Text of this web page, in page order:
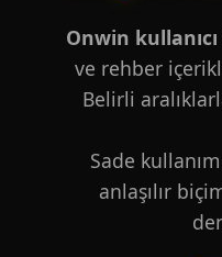
Onwin
ve rehber
Belirli
Sade
anlaşılır